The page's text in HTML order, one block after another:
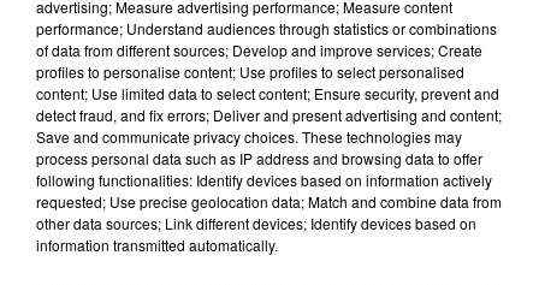
vibrer ensemble au rythme de cette expérience
musicale hors du commun.
Rendez-vous le 21 juin pour vivre cette soirée
inoubliable et résolument Légend’R à nos côtés ! »
FIL D'ACTU
advertising; Measure advertising performance; Measure content
performance; Understand audiences through statistics or combinations
of data from different sources; Develop and improve services; Create
profiles to personalise content; Use profiles to select personalised
content; Use limited data to select content; Ensure security, prevent and
detect fraud, and fix errors; Deliver and present advertising and content;
Save and communicate privacy choices. These technologies may
process personal data such as IP address and browsing data to offer
following functionalities: Identify devices based on information actively
requested; Use precise geolocation data; Match and combine data from
other data sources; Link different devices; Identify devices based on
information transmitted automatically.